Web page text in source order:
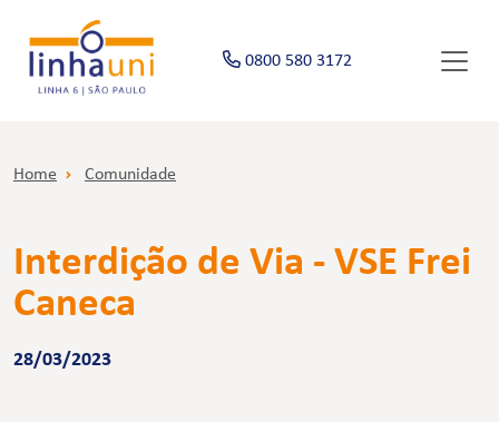
0800 580 3172
Home Comunidade
Interdição de Via - VSE Frei
Caneca
28/03/2023